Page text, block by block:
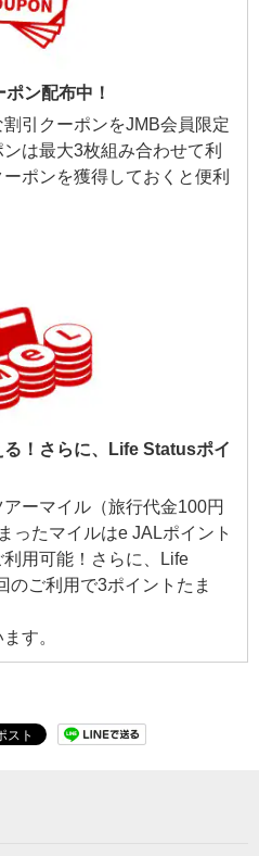
ン配布中！
引クーポンをJMB会員限定
は最大3枚組み合わせて利
ポンを獲得しておくと便利
！さらに、Life Statusポイ
ーマイル（旅行代金100円
ったマイルはe JALポイント
用可能！さらに、Life
のご利用で3ポイントたま
す。